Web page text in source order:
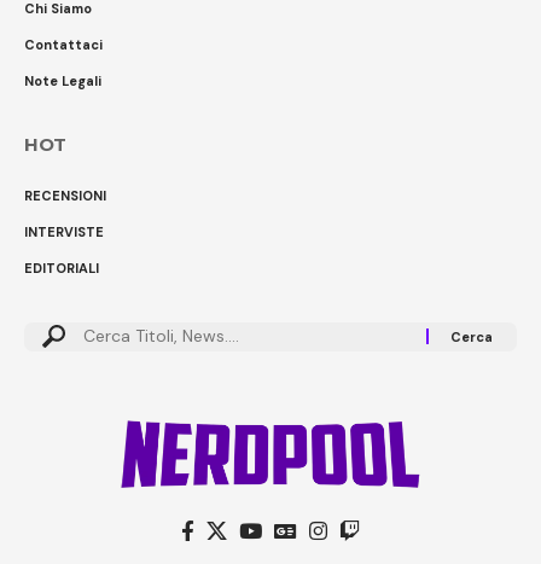
Chi Siamo
Contattaci
Note Legali
HOT
RECENSIONI
INTERVISTE
EDITORIALI
Cerca: